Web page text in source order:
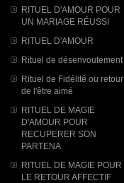
RITUEL D'AMOUR POUR
UN MARIAGE RÉUSSI
RITUEL D'AMOUR
Rituel de désenvoutement
Rituel de Fidélité ou retour
de l'être aimé
RITUEL DE MAGIE
D'AMOUR POUR
RECUPERER SON
PARTENA
RITUEL DE MAGIE POUR
LE RETOUR AFFECTIF